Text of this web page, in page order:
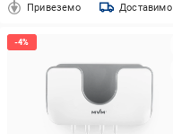
Привеземо Доставимо